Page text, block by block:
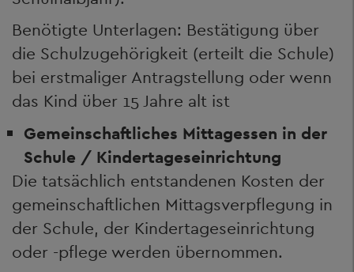
Benötigte Unterlagen: Bestätigung über
die Schulzugehörigkeit (erteilt die Schule)
bei erstmaliger Antragstellung oder wenn
das Kind über 15 Jahre alt ist
Gemeinschaftliches Mittagessen in der
Schule / Kindertageseinrichtung
Die tatsächlich entstandenen Kosten der
gemeinschaftlichen Mittagsverpflegung in
der Schule, der Kindertageseinrichtung
oder -pflege werden übernommen.